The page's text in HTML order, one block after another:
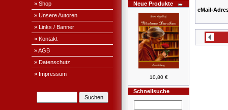
» Shop
» Unsere Autoren
» Links / Banner
» Kontakt
» AGB
» Datenschutz
» Impressum
Neue Produkte
10,80 €
Schnellsuche
eMail-